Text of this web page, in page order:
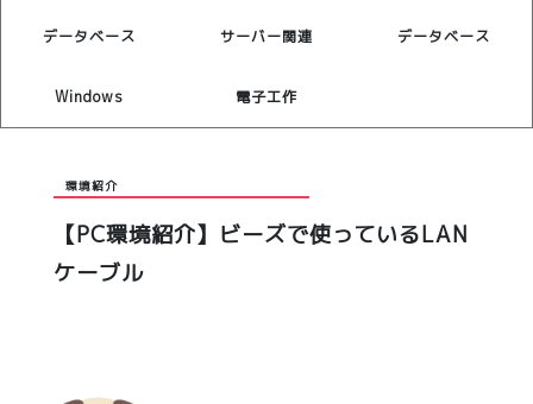
データベース サーバー関連 データベース
Windows 電子工作
環境紹介
【PC環境紹介】ビーズで使っているLAN
ケーブル